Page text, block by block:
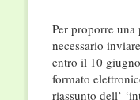
Per proporre
necessario
entro il 10
formato
riassunto dell’